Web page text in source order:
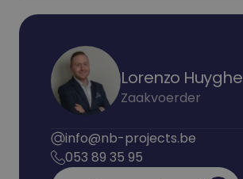
Lorenzo Huyghe
Zaakvoerder
info@nb-projects.be
053 89 35 95